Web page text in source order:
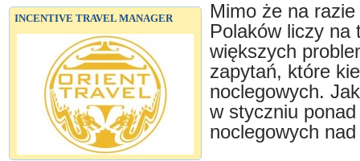
INCENTIVE TRAVEL MANAGER
Mimo że na
Polaków liczy na
większych
zapytań, które
noclegowych.
w styczniu
noclegowych